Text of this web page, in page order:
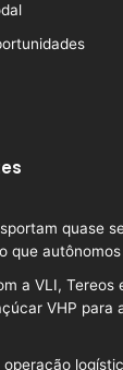
quase
que autônomos
a VLI, Tereos
VHP para
operação